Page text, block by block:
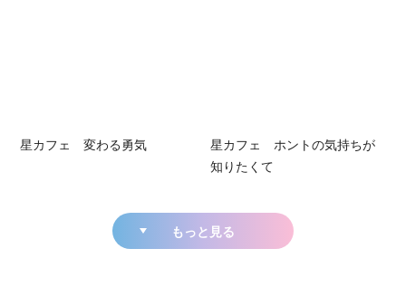
星カフェ 変わる勇気
星カフェ ホントの気持ちが
知りたくて
もっと見る